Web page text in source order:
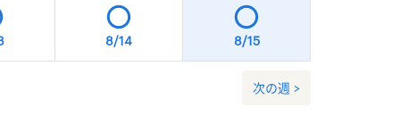
8/14 8/15
次の週 >